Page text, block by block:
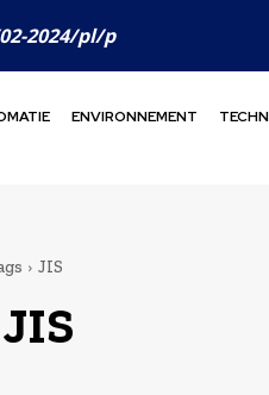
2024/pl/p
ENVIRONNEMENT
JIS
JIS